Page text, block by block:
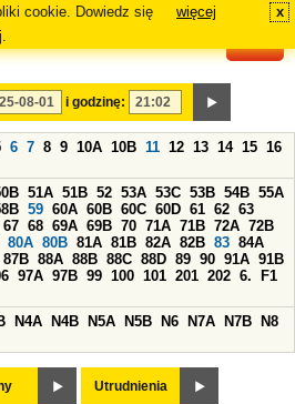
cookie. Dowiedz się
więcej x
i godzinę:
6 7 8 9 10A 10B 11 12 13 14 15 16
51A 51B 52 53A 53C 53B 54B 55A
59 60A 60B 60C 60D 61 62 63
67 68 69A 69B 70 71A 71B 72A 72B
80A 80B 81A 81B 82A 82B 83 84A
87B 88A 88B 88C 88D 89 90 91A 91B
97A 97B 99 100 101 201 202 6.
F1
N4A N4B N5A N5B N6 N7A N7B
N8
Utrudnienia